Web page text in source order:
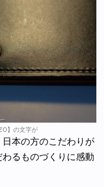
】の文字が
本の方のこだわりが
るものづくりに感動